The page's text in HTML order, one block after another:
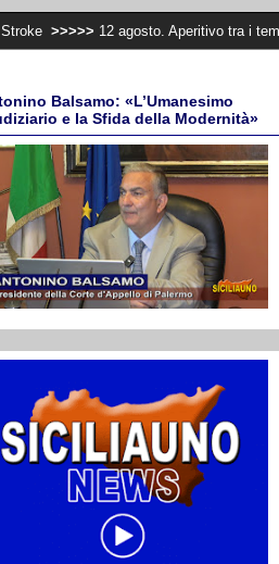
12 agosto. Aperitivo tra i templi e
Balsamo: «L’Umanesimo
e la Sfida della Modernità»